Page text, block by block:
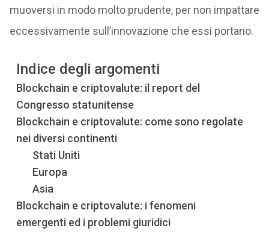
muoversi in modo molto prudente, per non impattare
eccessivamente sull’innovazione che essi portano.
Indice degli argomenti
Blockchain e criptovalute: il report del
Congresso statunitense
Blockchain e criptovalute: come sono regolate
nei diversi continenti
Stati Uniti
Europa
Asia
Blockchain e criptovalute: i fenomeni
emergenti ed i problemi giuridici